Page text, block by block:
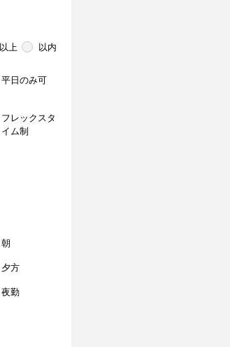
以上 以内
平日のみ可
フレックスタ
イム制
朝
夕方
夜勤